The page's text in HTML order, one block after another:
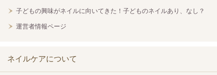
子どもの興味がネイルに向いてきた！子どものネイルあり、なし？
運営者情報ページ
ネイルケアについて